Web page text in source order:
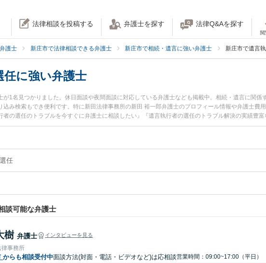
法律相談を投稿する 弁護士を探す 法律Q&Aを探す
護士 新庄市で法律相談できる弁護士 新庄市で相続・遺言に強い弁護士 新庄市で遺言
任に強い弁護士
1名見つかりました。休日面談や夜間面談に対応している弁護士なども掲載中。相続・遺言に関係
み検索もでき便利です。特に新田法律事務所の新田 裕一郎弁護士のプロフィール情報や弁護士費
の選任のトラブルを今すぐに弁護士に相談したい』『遺言執行者の選任のトラブル解決の実績豊
できる新庄市内の弁護士に相談予約したい』などでお困りの相談者さんにおすすめです。
任
談可能な弁護士
樹 弁護士 インタビューを見る
律事務所
からも相談受付中面談方法(対面・電話・ビデオなど)は応相談営業時間：09:00~17:00（平日）